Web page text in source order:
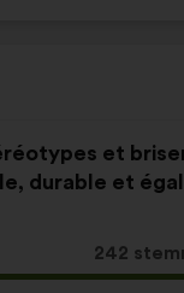
et
durable et
Dette
forslag
242